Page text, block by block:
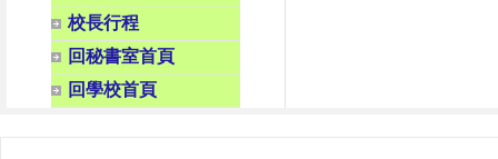
校長行程
回秘書室首頁
回學校首頁